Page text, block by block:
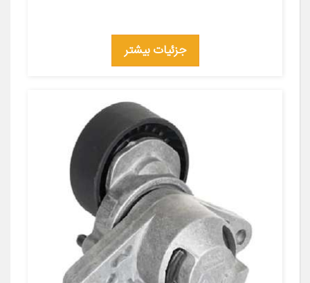
جزئیات بیشتر